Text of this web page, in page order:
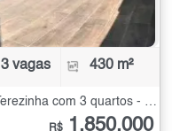
3 vagas 430 m²
Sobrado à Venda na Cohab Santa Terezinha com 3 quartos - 430 m²
R$ 1.850.000